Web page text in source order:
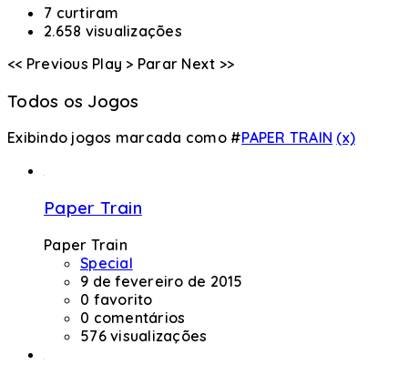
7 curtiram
2.658 visualizações
<< Previous Play > Parar Next >>
Todos os Jogos
Exibindo jogos marcada como #PAPER TRAIN (x)
Paper Train
Paper Train
Special
9 de fevereiro de 2015
0 favorito
0 comentários
576 visualizações